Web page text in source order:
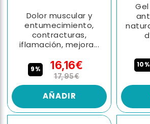
Dolor muscular y
entumecimiento,
contracturas,
iflamación, mejora...
9% 16,16€
17,95€
AÑADIR
10%